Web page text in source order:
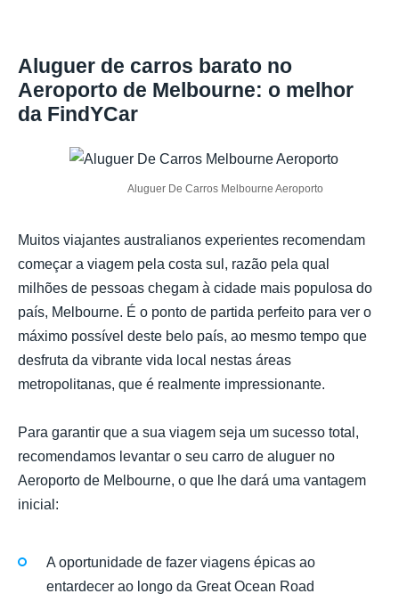
Aluguer de carros barato no
Aeroporto de Melbourne: o melhor
da FindYCar
Aluguer De Carros Melbourne Aeroporto
Muitos viajantes australianos experientes recomendam
começar a viagem pela costa sul, razão pela qual
milhões de pessoas chegam à cidade mais populosa do
país, Melbourne. É o ponto de partida perfeito para ver o
máximo possível deste belo país, ao mesmo tempo que
desfruta da vibrante vida local nestas áreas
metropolitanas, que é realmente impressionante.
Para garantir que a sua viagem seja um sucesso total,
recomendamos levantar o seu carro de aluguer no
Aeroporto de Melbourne, o que lhe dará uma vantagem
inicial:
A oportunidade de fazer viagens épicas ao
entardecer ao longo da Great Ocean Road